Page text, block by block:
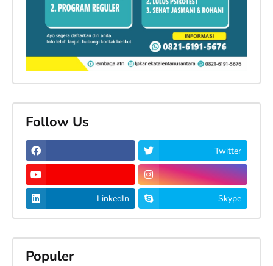
Follow Us
Twitter
LinkedIn Skype
Populer